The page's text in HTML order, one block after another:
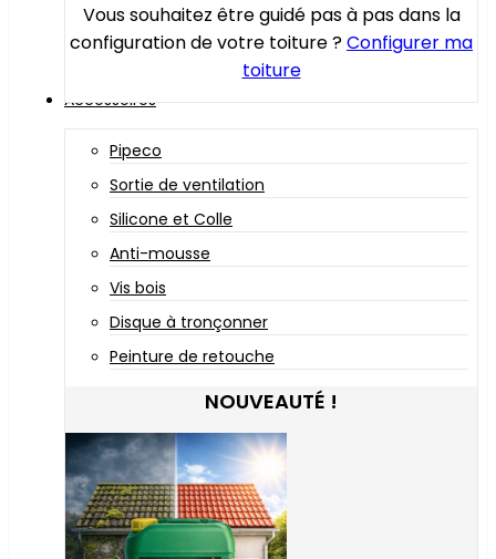
Vous souhaitez être guidé pas à pas dans la
configuration de votre toiture ?Configurer ma
toiture
Accessoires
Pipeco
Sortie de ventilation
Silicone et Colle
Anti-mousse
Vis bois
Disque à tronçonner
Peinture de retouche
NOUVEAUTÉ !